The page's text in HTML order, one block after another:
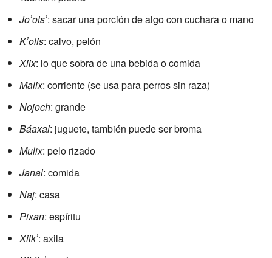
Joʼotsʼ: sacar una porción de algo con cuchara o mano
Kʼolis: calvo, pelón
Xiix: lo que sobra de una bebida o comida
Malix: corriente (se usa para perros sin raza)
Nojoch: grande
Báaxal: juguete, también puede ser broma
Mulix: pelo rizado
Janal: comida
Naj: casa
Pixan: espíritu
Xiikʼ: axila